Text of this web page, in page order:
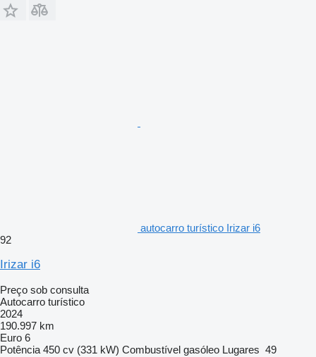
autocarro turístico Irizar i6
92
Irizar i6
Preço sob consulta
Autocarro turístico
2024
190.997 km
Euro 6
Potência 450 cv (331 kW) Combustível gasóleo Lugares 49